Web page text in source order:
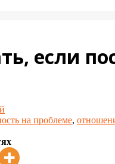
если
на проблеме,